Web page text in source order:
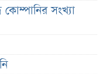
সংখ্যা